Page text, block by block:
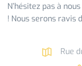
N’hésitez pas à
! Nous serons ravis
Rue